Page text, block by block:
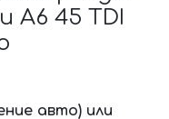
A6 45 TDI
авто) или